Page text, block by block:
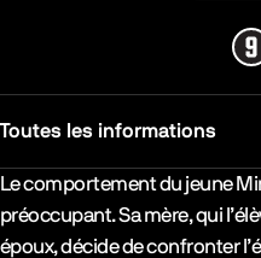
Toutes les informations
Synopsys & Casting
Le comportement du jeune
préoccupant. Sa mère, qui
époux, décide de confronter